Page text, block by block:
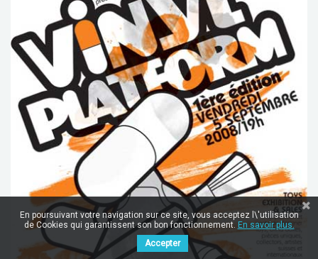
En poursuivant votre navigation sur ce site, vous acceptez l\'utilisation
de Cookies qui garantissent son bon fonctionnement. En savoir plus.
Accepter